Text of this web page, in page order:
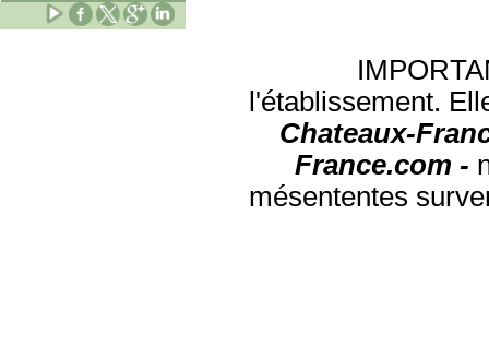
l'établissement.
Chateaux-
France.com -
mésententes